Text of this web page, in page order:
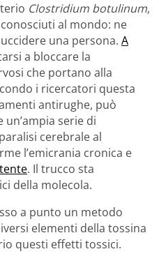
Clostridium botulinum,
al mondo: ne
una persona. A
a bloccare la
che portano alla
i ricercatori questa
antirughe, può
serie di
cerebrale al
l’emicrania cronica e
. Il trucco sta
della molecola.
a punto un metodo
elementi della tossina
questi effetti tossici.